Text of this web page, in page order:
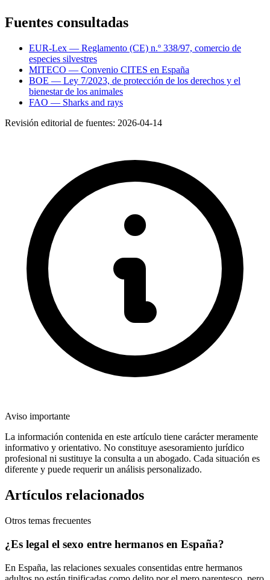
Fuentes consultadas
EUR-Lex — Reglamento (CE) n.º 338/97, comercio de
especies silvestres
MITECO — Convenio CITES en España
BOE — Ley 7/2023, de protección de los derechos y el
bienestar de los animales
FAO — Sharks and rays
Revisión editorial de fuentes: 2026-04-14
Aviso importante
La información contenida en este artículo tiene carácter meramente
informativo y orientativo. No constituye asesoramiento jurídico
profesional ni sustituye la consulta a un abogado. Cada situación es
diferente y puede requerir un análisis personalizado.
Artículos relacionados
Otros temas frecuentes
¿Es legal el sexo entre hermanos en España?
En España, las relaciones sexuales consentidas entre hermanos